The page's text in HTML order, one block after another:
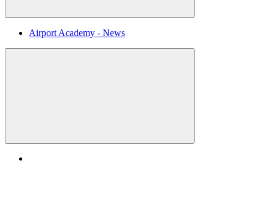
Airport Academy - News